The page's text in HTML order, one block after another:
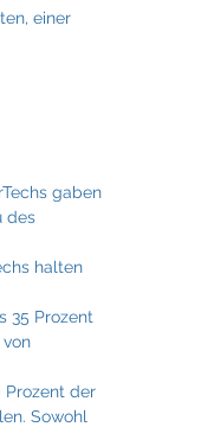
einer
gaben
des
halten
35 Prozent
Prozent der
Sowohl